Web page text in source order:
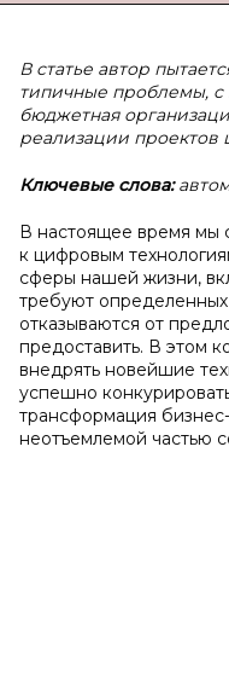
В статье автор
типичные проблемы, с
бюджетная
реализации
Ключевые слова:
В настоящее время мы
к цифровым
сферы нашей жизни,
требуют
отказываются от
предоставить. В этом
внедрять новейшие
успешно
трансформация
неотъемлемой частью